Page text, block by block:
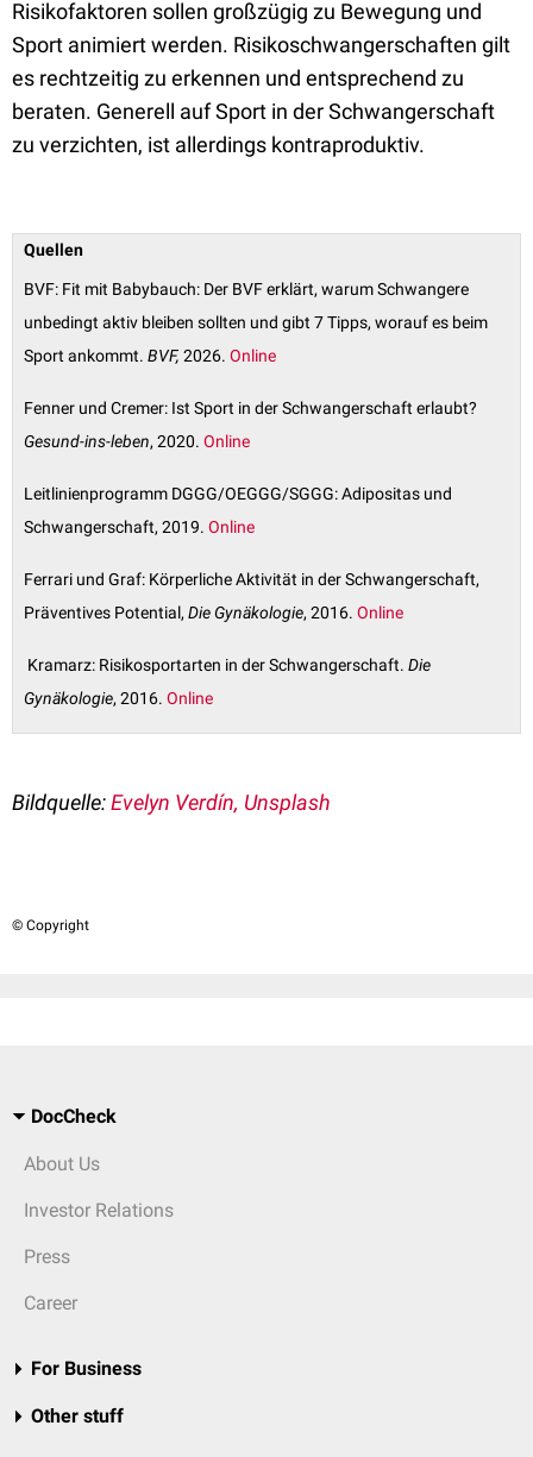
Risikofaktoren sollen großzügig zu Bewegung und
Sport animiert werden. Risikoschwangerschaften gilt
es rechtzeitig zu erkennen und entsprechend zu
beraten. Generell auf Sport in der Schwangerschaft
zu verzichten, ist allerdings kontraproduktiv.
Quellen
BVF: Fit mit Babybauch: Der BVF erklärt, warum Schwangere
unbedingt aktiv bleiben sollten und gibt 7 Tipps, worauf es beim
Sport ankommt. BVF, 2026. Online
Fenner und Cremer: Ist Sport in der Schwangerschaft erlaubt?
Gesund-ins-leben, 2020. Online
Leitlinienprogramm DGGG/OEGGG/SGGG: Adipositas und
Schwangerschaft, 2019. Online
Ferrari und Graf: Körperliche Aktivität in der Schwangerschaft,
Präventives Potential, Die Gynäkologie, 2016. Online
Kramarz: Risikosportarten in der Schwangerschaft. Die
Gynäkologie, 2016. Online
Bildquelle:Evelyn Verdín, Unsplash
© Copyright
DocCheck
About Us
Investor Relations
Press
Career
For Business
Other stuff